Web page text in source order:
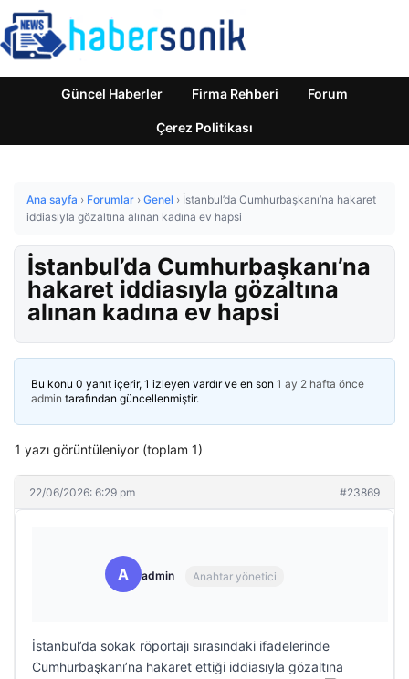
Güncel Haberler Firma Rehberi Forum
Çerez Politikası
Ana sayfa › Forumlar › Genel › İstanbul’da Cumhurbaşkanı’na hakaret
iddiasıyla gözaltına alınan kadına ev hapsi
İstanbul’da Cumhurbaşkanı’na
hakaret iddiasıyla gözaltına
alınan kadına ev hapsi
Bu konu 0 yanıt içerir, 1 izleyen vardır ve en son 1 ay 2 hafta önce
admin tarafından güncellenmiştir.
1 yazı görüntüleniyor (toplam 1)
22/06/2026: 6:29 pm #23869
A admin Anahtar yönetici
İstanbul’da sokak röportajı sırasındaki ifadelerinde
Cumhurbaşkanı’na hakaret ettiği iddiasıyla gözaltına